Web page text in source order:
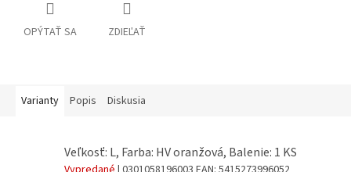
OPÝTAŤ SA ZDIEĽAŤ
Varianty Popis Diskusia
Veľkosť: L, Farba: HV oranžová, Balenie: 1 KS